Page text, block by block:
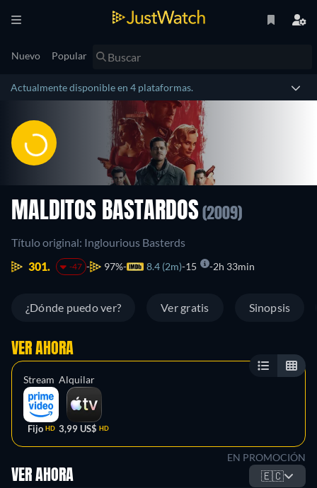
Nuevo Popular
Actualmente disponible en 4 plataformas.
MALDITOS BASTARDOS (2009)
Título original: Inglourious Basterds
301.
-47 97% 8.4 (2m) 15 2h 33min
¿Dónde puedo ver? Ver gratis Sinopsis
VER AHORA
Stream
Fijo HD
Alquilar
3,99 US$ HD
EN PROMOCIÓN
VER AHORA 🇪🇨